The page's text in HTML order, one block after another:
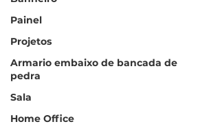
Painel
Projetos
Armario embaixo de bancada de
pedra
Sala
Home Office